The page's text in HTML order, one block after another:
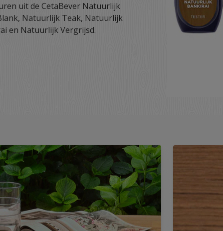
uit de CetaBever Natuurlijk
Natuurlijk Teak, Natuurlijk
en Natuurlijk Vergrijsd.